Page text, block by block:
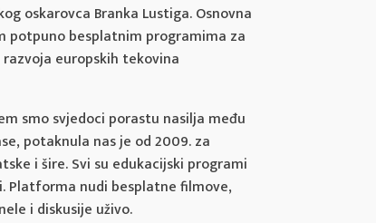
oskarovca Branka Lustiga. Osnovna
potpuno besplatnim programima za
europskih tekovina
smo svjedoci porastu nasilja među
potaknula nas je od 2009. za
i šire. Svi su edukacijski programi
Platforma nudi besplatne filmove,
i diskusije uživo.